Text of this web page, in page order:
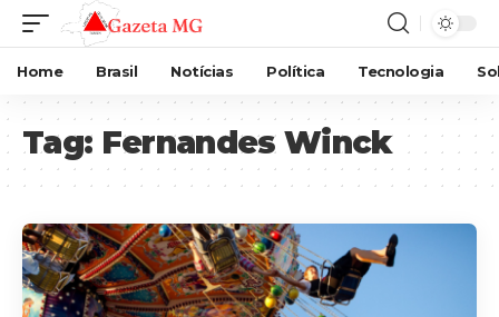
Home Brasil Notícias Política Tecnologia
Tag: Fernandes Winck